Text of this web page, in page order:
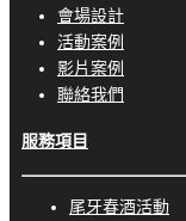
會場設計
活動案例
影片案例
聯絡我們
服務項目
尾牙春酒活動